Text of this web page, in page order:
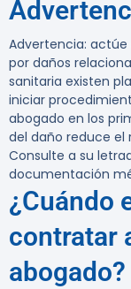
Advertencia: actúe
por daños
sanitaria existen
iniciar
abogado en los
del daño reduce el
Consulte a su
documentación
¿Cuándo
contratar
abogado?